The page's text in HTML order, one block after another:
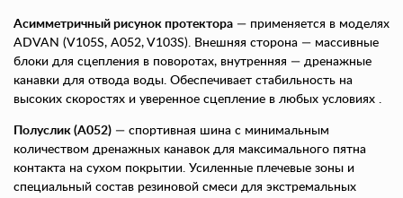
Асимметричный рисунок протектора — применяется в моделях
ADVAN (V105S, A052, V103S). Внешняя сторона — массивные
блоки для сцепления в поворотах, внутренняя — дренажные
канавки для отвода воды. Обеспечивает стабильность на
высоких скоростях и уверенное сцепление в любых условиях .
Полуслик (A052) — спортивная шина с минимальным
количеством дренажных канавок для максимального пятна
контакта на сухом покрытии. Усиленные плечевые зоны и
специальный состав резиновой смеси для экстремальных